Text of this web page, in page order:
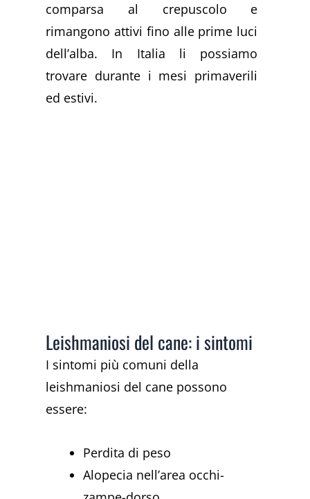
comparsa al crepuscolo e
rimangono attivi fino alle prime luci
dell’alba. In Italia li possiamo
trovare durante i mesi primaverili
ed estivi.
Leishmaniosi del cane: i sintomi
I sintomi più comuni della
leishmaniosi del cane possono
essere:
Perdita di peso
Alopecia nell’area occhi-